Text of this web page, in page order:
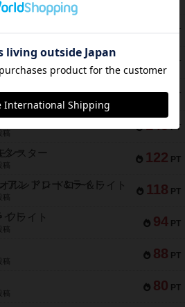
稿
212 PT
PT
稿
152 PT
稿
140 PT
稿
122 PT
ンスター
稿
118 PT
ルレアン ドロー＆ライト
稿
94 PT
フライト
稿
88 PT
稿
80 PT
稿